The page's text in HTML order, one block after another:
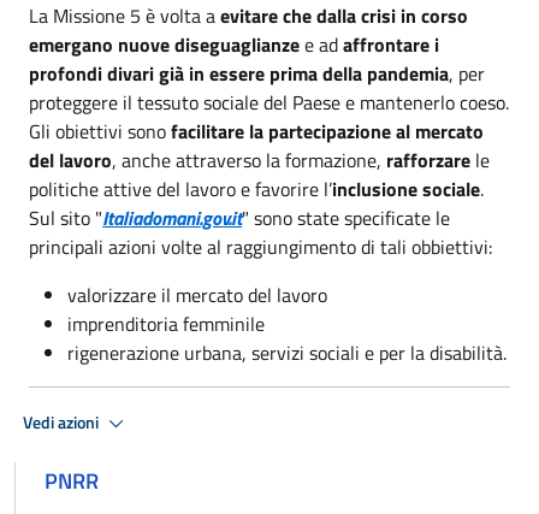
La Missione 5 è volta aevitare che dalla crisi in corso
emergano nuove diseguaglianzee adaffrontare i
profondi divari già in essere prima della pandemia, per
proteggere il tessuto sociale del Paese e mantenerlo coeso.
Gli obiettivi sonofacilitare la partecipazione al mercato
del lavoro, anche attraverso la formazione, rafforzare le
politiche attive del lavoro e favorire l’inclusione sociale.
Sul sito "Italiadomani.gov.it" sono state specificate le
principali azioni volte al raggiungimento di tali obbiettivi:
valorizzare il mercato del lavoro
imprenditoria femminile
rigenerazione urbana, servizi sociali e per la disabilità.
Vedi azioni
PNRR